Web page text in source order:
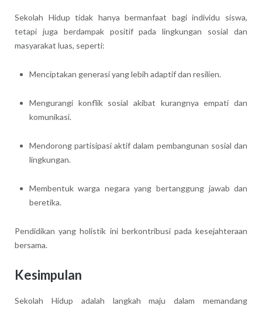
Sekolah Hidup tidak hanya bermanfaat bagi individu siswa,
tetapi juga berdampak positif pada lingkungan sosial dan
masyarakat luas, seperti:
Menciptakan generasi yang lebih adaptif dan resilien.
Mengurangi konflik sosial akibat kurangnya empati dan
komunikasi.
Mendorong partisipasi aktif dalam pembangunan sosial dan
lingkungan.
Membentuk warga negara yang bertanggung jawab dan
beretika.
Pendidikan yang holistik ini berkontribusi pada kesejahteraan
bersama.
Kesimpulan
Sekolah Hidup adalah langkah maju dalam memandang